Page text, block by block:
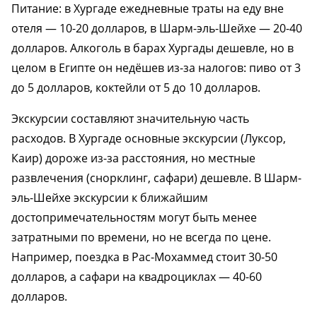
Питание: в Хургаде ежедневные траты на еду вне
отеля — 10-20 долларов, в Шарм-эль-Шейхе — 20-40
долларов. Алкоголь в барах Хургады дешевле, но в
целом в Египте он недёшев из-за налогов: пиво от 3
до 5 долларов, коктейли от 5 до 10 долларов.
Экскурсии составляют значительную часть
расходов. В Хургаде основные экскурсии (Луксор,
Каир) дороже из-за расстояния, но местные
развлечения (снорклинг, сафари) дешевле. В Шарм-
эль-Шейхе экскурсии к ближайшим
достопримечательностям могут быть менее
затратными по времени, но не всегда по цене.
Например, поездка в Рас-Мохаммед стоит 30-50
долларов, а сафари на квадроциклах — 40-60
долларов.